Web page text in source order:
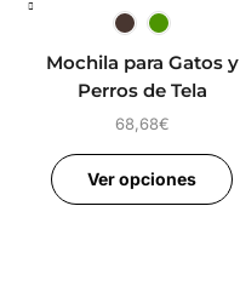
Mochila para Gatos y
Perros de Tela
68,68€
Ver opciones